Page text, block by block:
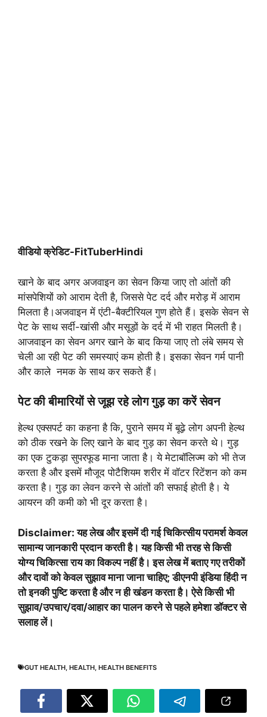
वीडियो क्रेडिट-FitTuberHindi
खाने के बाद अगर अजवाइन का सेवन किया जाए तो आंतों की
मांसपेशियों को आराम देती है, जिससे पेट दर्द और मरोड़ में आराम
मिलता है।अजवाइन में एंटी-बैक्टीरियल गुण होते हैं। इसके सेवन से
पेट के साथ सर्दी-खांसी और मसूड़ों के दर्द में भी राहत मिलती है।
आजवाइन का सेवन अगर खाने के बाद किया जाए तो लंबे समय से
चेली आ रही पेट की समस्याएं कम होती है। इसका सेवन गर्म पानी
और काले नमक के साथ कर सकते हैं।
पेट की बीमारियों से जूझ रहे लोग गुड़ का करें सेवन
हेल्थ एक्सपर्ट का कहना है कि, पुराने समय में बूढ़े लोग अपनी हेल्थ
को ठीक रखने के लिए खाने के बाद गुड़ का सेवन करते थे। गुड़
का एक टुकड़ा सुपरफूड माना जाता है। ये मेटाबॉलिज्म को भी तेज
करता है और इसमें मौजूद पोटैशियम शरीर में वॉटर रिटेंशन को कम
करता है। गुड़ का लेवन करने से आंतों की सफाई होती है। ये
आयरन की कमी को भी दूर करता है।
Disclaimer: यह लेख और इसमें दी गई चिकित्सीय परामर्श केवल
सामान्य जानकारी प्रदान करती है। यह किसी भी तरह से किसी
योग्य चिकित्सा राय का विकल्प नहीं है। इस लेख में बताए गए तरीकों
और दावों को केवल सुझाव माना जाना चाहिए; डीएनपी इंडिया हिंदी न
तो इनकी पुष्टि करता है और न ही खंडन करता है। ऐसे किसी भी
सुझाव/उपचार/दवा/आहार का पालन करने से पहले हमेशा डॉक्टर से
सलाह लें।
GUT HEALTH, HEALTH, HEALTH BENEFITS